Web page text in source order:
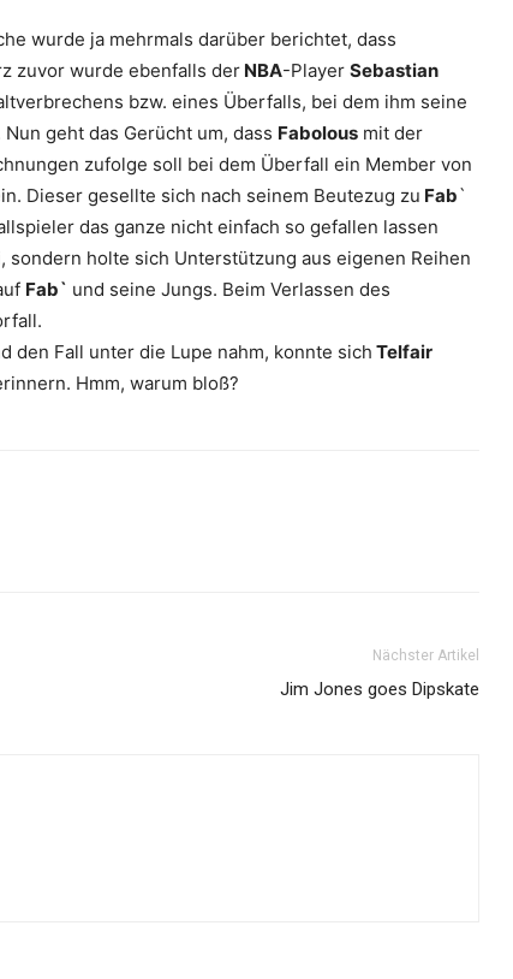
wurde ja mehrmals darüber berichtet, dass
zuvor wurde ebenfalls der NBA-Player Sebastian
bzw. eines Überfalls, bei dem ihm seine
geht das Gerücht um, dass Fabolous mit der
zufolge soll bei dem Überfall ein Member von
Dieser gesellte sich nach seinem Beutezug zu Fab`
das ganze nicht einfach so gefallen lassen
holte sich Unterstützung aus eigenen Reihen
Fab` und seine Jungs. Beim Verlassen des
den Fall unter die Lupe nahm, konnte sich Telfair
Hmm, warum bloß?
Nächster Artikel
Jim Jones goes Dipskate